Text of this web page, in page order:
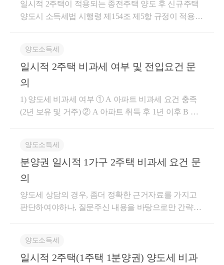
일시적 2주택이 적용되는 종전주택 양도 후 신규주택
양도시 소득세법 시행령 제154조 제5항 규정이 적용되
요건을 갖추었으므로 비과세 됩니다.
양도소득세
일시적 2주택 비과세 여부 및 전입요건 문
의
1) 양도세 비과세 여부 ① A 아파트 비과세 요건 충족
(2년 보유 및 거주) ② A 아파트 취득 후 1년 이후 B 아
가능합니다. 적어주신 내용으로만 보면 비과세가 가능
할 것으로 보입니다. 2) B아파트 전입신고는 A 아파트
양도세 비과세와 관계 없습니다. 현재 대전 유성구가
입신고에 대한 별도의 규정이 없을 것으로 판단됩니
다. 감사합니다. 더 궁금하신 사항 있으시면 아래로 연
양도소득세
분양권 일시적 1가구 2주택 비과세 요건 문
의
양도세 상담의 경우, 좀더 정확한 근거자료를 가지고
판단하여야하나, 질문주신 내용을 바탕으로만 간략하
해서는 원칙적으로 주택이 완공되어 A주택이 종전주
택이 되어야합니다. 권리상태인 2020년 7월이 취득일
양도소득세
일시적 2주택(1주택 1분양권) 양도세 비과